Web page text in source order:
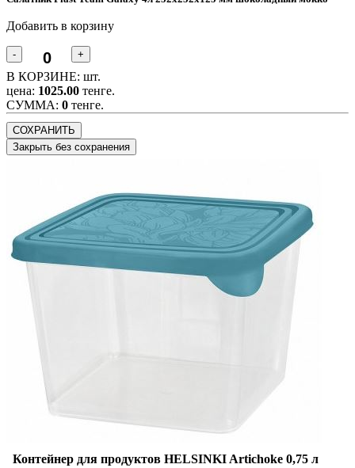
Добавить в корзину
- +
В КОРЗИНЕ: шт.
цена: 1025.00 тенге.
CУММА: 0 тенге.
СОХРАНИТЬ
Закрыть без сохранения
Контейнер для продуктов HELSINKI Artichoke 0,75 л